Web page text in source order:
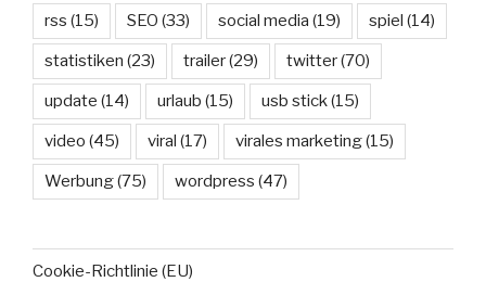
rss (15) SEO (33) social media (19) spiel (14)
statistiken (23) trailer(29) twitter(70)
update (14) urlaub (15) usb stick(15)
video (45) viral (17) virales marketing(15)
Werbung(75) wordpress (47)
Cookie-Richtlinie (EU)